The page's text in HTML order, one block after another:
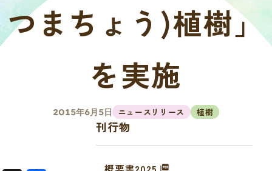
つまちょう)植樹」
を実施
2015年6月5日 ニュースリリース 植樹
刊行物